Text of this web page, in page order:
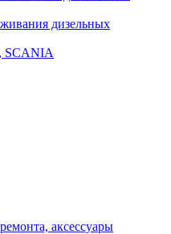
дизельных
SCANIA
аксессуары